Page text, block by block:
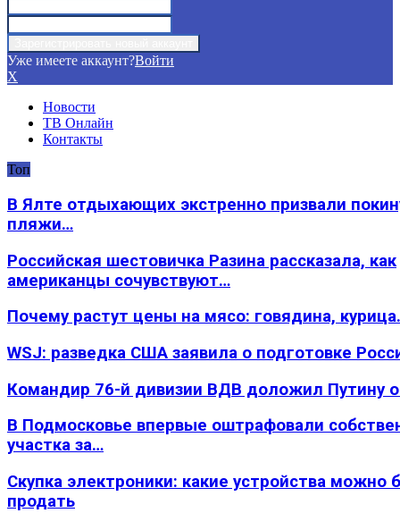
Уже имеете аккаунт?Войти
X
Новости
ТВ Онлайн
Контакты
Топ
В Ялте отдыхающих экстренно призвали
пляжи…
Российская шестовичка Разина рассказала, как
американцы сочувствуют…
Почему растут цены на мясо: говядина,
WSJ: разведка США заявила о подготовке
Командир 76-й дивизии ВДВ доложил Путину
В Подмосковье впервые оштрафовали
участка за…
Скупка электроники: какие устройства можно
продать